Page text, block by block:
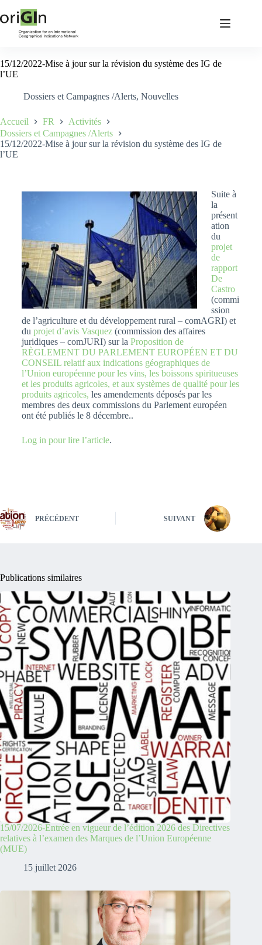
15/12/2022-Mise à jour sur la révision du système des IG de
l’UE
Dossiers et Campagnes /Alerts, Nouvelles
Accueil FR
Activités
Dossiers et Campagnes /Alerts
15/12/2022-Mise à jour sur la révision du système des IG de
l’UE
Suite à
la
présent
ation
du
projet
de
rapport
De
Castro
(commi
ssion
de l’agriculture et du développement rural – comAGRI) et
du projet d’avis Vasquez(commission des affaires
juridiques – comJURI) sur la Proposition de
RÈGLEMENT DU PARLEMENT EUROPÉEN ET DU
CONSEIL relatif aux indications géographiques de
l’Union européenne pour les vins, les boissons spiritueuses
et les produits agricoles, et aux systèmes de qualité pour les
produits agricoles, les amendements déposés par les
membres des deux commissions du Parlement européen
ont été publiés le 8 décembre..
Log in pour lire l’article.
PRÉCÉDENT SUIVANT
Publications similaires
15/07/2026-Entrée en vigueur de l’édition 2026 des Directives
relatives à l’examen des Marques de l’Union Européenne
(MUE)
15 juillet 2026